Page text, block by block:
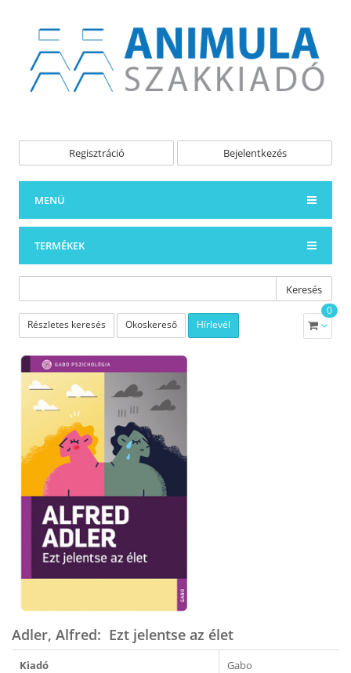
Regisztráció Bejelentkezés
MENÜ
TERMÉKEK
Keresés
Részletes keresés Okoskereső Hírlevél
0
Adler, Alfred: Ezt jelentse az élet
Kiadó Gabo